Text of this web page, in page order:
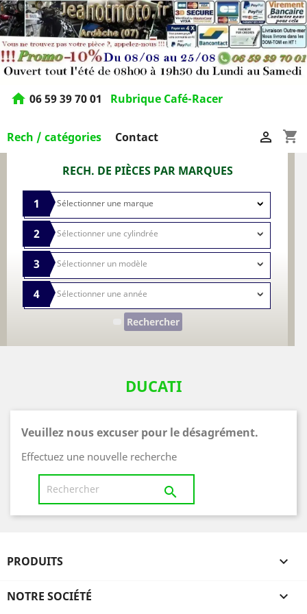
home 06 59 39 70 01 Rubrique Café-Racer
Rech / catégories Contact shopping_cart

RECH. DE PIÈCES PAR MARQUES
1
2
3
4
Rechercher
DUCATI
Veuillez nous excuser pour le désagrément.
Effectuez une nouvelle recherche

PRODUITS 
NOTRE SOCIÉTÉ 